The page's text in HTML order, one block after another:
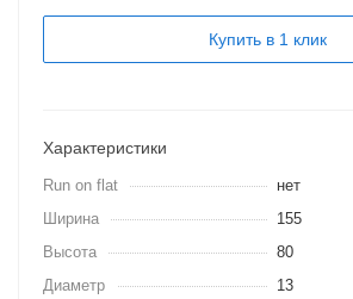
Купить в 1 клик
Характеристики
Run on flat
нет
Ширина
155
Высота
80
Диаметр
13